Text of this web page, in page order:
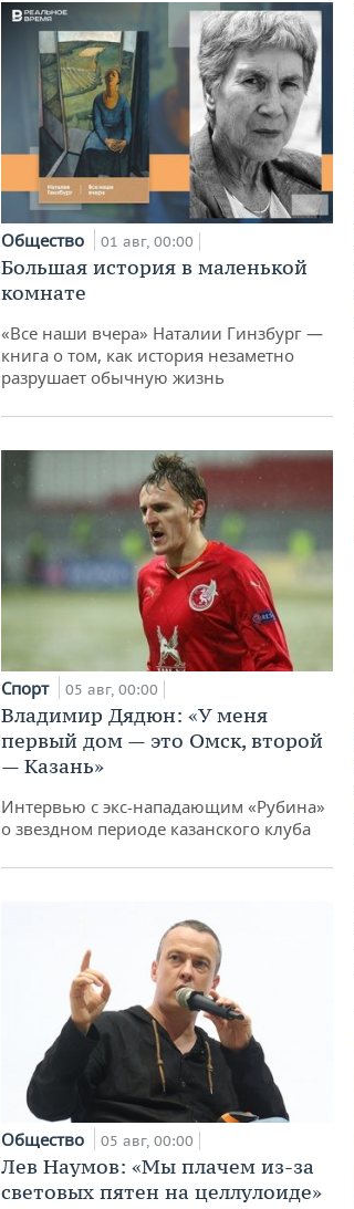
Общество 01 авг, 00:00
Большая история в маленькой
комнате
«Все наши вчера» Наталии Гинзбург —
книга о том, как история незаметно
разрушает обычную жизнь
Спорт 05 авг, 00:00
Владимир Дядюн: «У меня
первый дом — это Омск, второй
— Казань»
Интервью с экс-нападающим «Рубина»
о звездном периоде казанского клуба
Общество 05 авг, 00:00
Лев Наумов: «Мы плачем из-за
световых пятен на целлулоиде»